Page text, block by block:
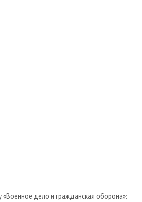
«Военное дело и гражданская оборона»: